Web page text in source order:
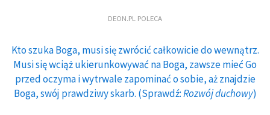
DEON.PL POLECA
Kto szuka Boga, musi się zwrócić całkowicie do wewnątrz.
Musi się wciąż ukierunkowywać na Boga, zawsze mieć Go
przed oczyma i wytrwale zapominać o sobie, aż znajdzie
Boga, swój prawdziwy skarb. (Sprawdź:Rozwój duchowy)